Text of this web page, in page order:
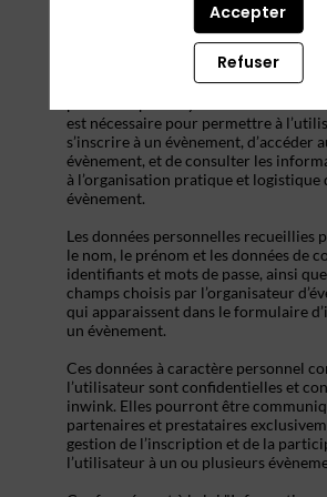
est un outil de gestion
l’authentification des participants lors
inscription à l’évènement.
La collecte de certaines données à
est nécessaire pour permettre à
s’inscrire à un évènement, d’accéder
évènement, et de consulter les
à l’organisation pratique et logistique
évènement.
Les données personnelles recueillies
le nom, le prénom et les données de
identifiants et mots de passe, ainsi
champs choisis par l’organisateur
qui apparaissent dans le formulaire
un évènement.
Ces données à caractère personnel
l’utilisateur sont confidentielles et
inwink. Elles pourront être
partenaires et prestataires
gestion de l’inscription et de la
l’utilisateur à un ou plusieurs
Accepter
Refuser